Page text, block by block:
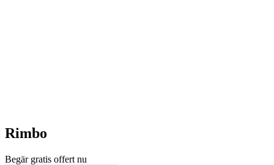
Rimbo
Begär gratis offert nu